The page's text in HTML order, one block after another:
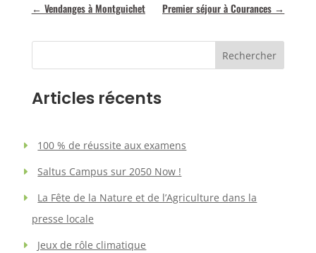
← Vendanges à Montguichet Premier séjour à Courances →
Rechercher
Articles récents
100 % de réussite aux examens
Saltus Campus sur 2050 Now !
La Fête de la Nature et de l’Agriculture dans la
presse locale
Jeux de rôle climatique